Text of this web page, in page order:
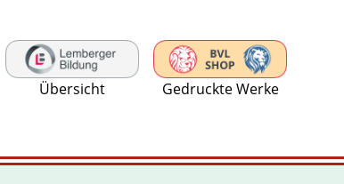
Übersicht Gedruckte Werke